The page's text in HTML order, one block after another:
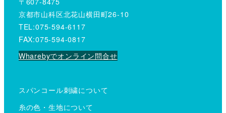
京都市山科区北花山横田町26-10
TEL:075-594-6117
FAX:075-594-0817
Wharebyでオンライン問合せ
スパンコール刺繍について
糸の色・生地について